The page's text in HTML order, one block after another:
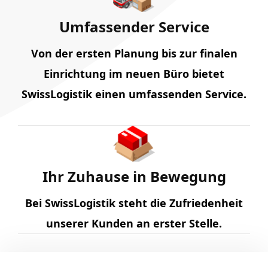
Umfassender Service
Von der ersten Planung bis zur finalen
Einrichtung im neuen Büro bietet
SwissLogistik einen umfassenden Service.
Ihr Zuhause in Bewegung
Bei SwissLogistik steht die Zufriedenheit
unserer Kunden an erster Stelle.